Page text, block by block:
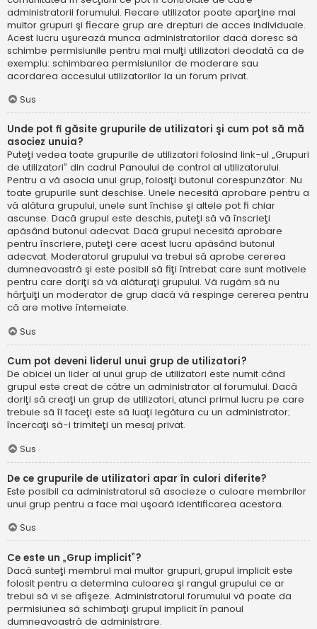
administratorii forumului. Fiecare utilizator poate aparţine mai
multor grupuri şi fiecare grup are drepturi de acces individuale.
Acest lucru uşurează munca administratorilor dacă doresc să
schimbe permisiunile pentru mai mulţi utilizatori deodată ca de
exemplu: schimbarea permisiunilor de moderare sau
acordarea accesului utilizatorilor la un forum privat.
Sus
Unde pot fi găsite grupurile de utilizatori şi cum pot să mă
asociez unuia?
Puteţi vedea toate grupurile de utilizatori folosind link-ul „Grupuri
de utilizatori” din cadrul Panoului de control al utilizatorului.
Pentru a vă asocia unui grup, folosiţi butonul corespunzător. Nu
toate grupurile sunt deschise. Unele necesită aprobare pentru a
vă alătura grupului, unele sunt închise şi altele pot fi chiar
ascunse. Dacă grupul este deschis, puteţi să vă înscrieţi
apăsând butonul adecvat. Dacă grupul necesită aprobare
pentru înscriere, puteţi cere acest lucru apăsând butonul
adecvat. Moderatorul grupului va trebui să aprobe cererea
dumneavoastră şi este posibil să fiţi întrebat care sunt motivele
pentru care doriţi să vă alăturaţi grupului. Vă rugăm să nu
hărţuiţi un moderator de grup dacă vă respinge cererea pentru
că are motive întemeiate.
Sus
Cum pot deveni liderul unui grup de utilizatori?
De obicei un lider al unui grup de utilizatori este numit când
grupul este creat de către un administrator al forumului. Dacă
doriţi să creaţi un grup de utilizatori, atunci primul lucru pe care
trebuie să îl faceţi este să luaţi legătura cu un administrator;
încercaţi să-i trimiteţi un mesaj privat.
Sus
De ce grupurile de utilizatori apar în culori diferite?
Este posibil ca administratorul să asocieze o culoare membrilor
unui grup pentru a face mai uşoară identificarea acestora.
Sus
Ce este un „Grup implicit”?
Dacă sunteţi membrul mai multor grupuri, grupul implicit este
folosit pentru a determina culoarea şi rangul grupului ce ar
trebui să vi se afişeze. Administratorul forumului vă poate da
permisiunea să schimbaţi grupul implicit în panoul
dumneavoastră de administrare.